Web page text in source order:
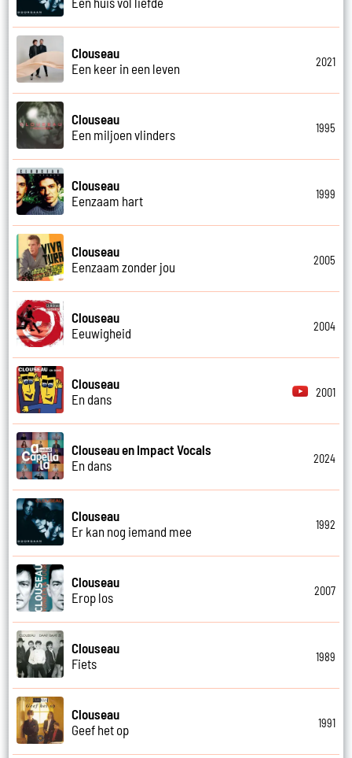
Clouseau
Een keer in een leven
2021
Clouseau
Een miljoen vlinders
1995
Clouseau
Eenzaam hart
1999
Clouseau
Eenzaam zonder jou
2005
Clouseau
Eeuwigheid
2004
Clouseau
En dans
2001
Clouseau en Impact Vocals
En dans
2024
Clouseau
Er kan nog iemand mee
1992
Clouseau
Erop los
2007
Clouseau
Fiets
1989
Clouseau
Geef het op
1991